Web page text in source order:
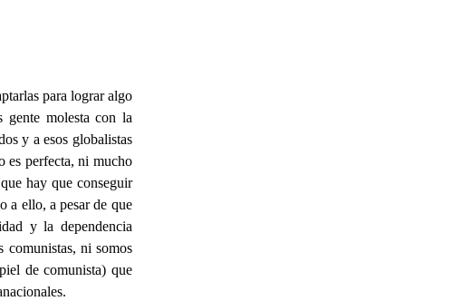
para lograr algo
molesta con la
y a esos globalistas
es perfecta, ni mucho
hay que conseguir
a ello, a pesar de que
y la dependencia
comunistas, ni somos
de comunista) que